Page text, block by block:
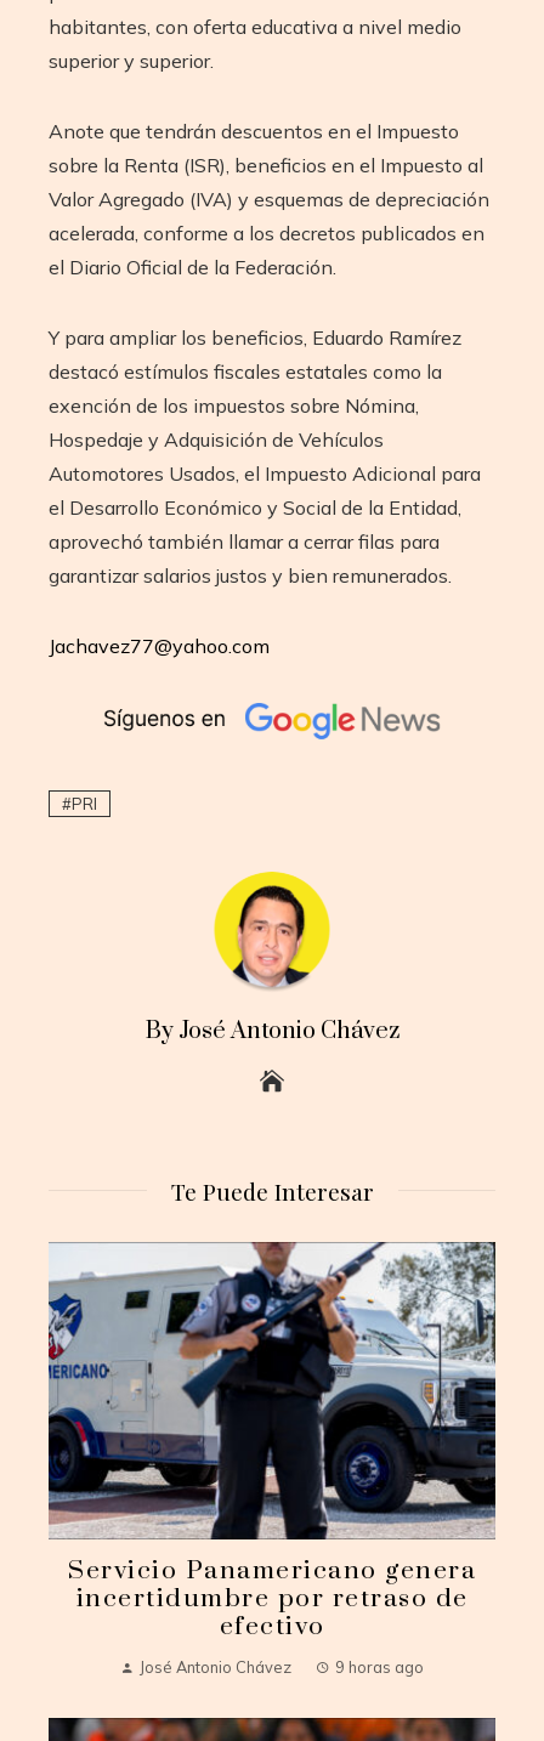
habitantes, con oferta educativa a nivel medio
superior y superior.
Anote que tendrán descuentos en el Impuesto
sobre la Renta (ISR), beneficios en el Impuesto al
Valor Agregado (IVA) y esquemas de depreciación
acelerada, conforme a los decretos publicados en
el Diario Oficial de la Federación.
Y para ampliar los beneficios, Eduardo Ramírez
destacó estímulos fiscales estatales como la
exención de los impuestos sobre Nómina,
Hospedaje y Adquisición de Vehículos
Automotores Usados, el Impuesto Adicional para
el Desarrollo Económico y Social de la Entidad,
aprovechó también llamar a cerrar filas para
garantizar salarios justos y bien remunerados.
Jachavez77@yahoo.com
PRI
By José Antonio Chávez
Te Puede Interesar
Servicio Panamericano genera
incertidumbre por retraso de
efectivo
José Antonio Chávez 9 horas ago